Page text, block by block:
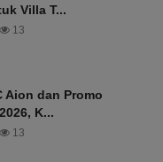
Villa T...
13
Aion dan Promo
K...
13